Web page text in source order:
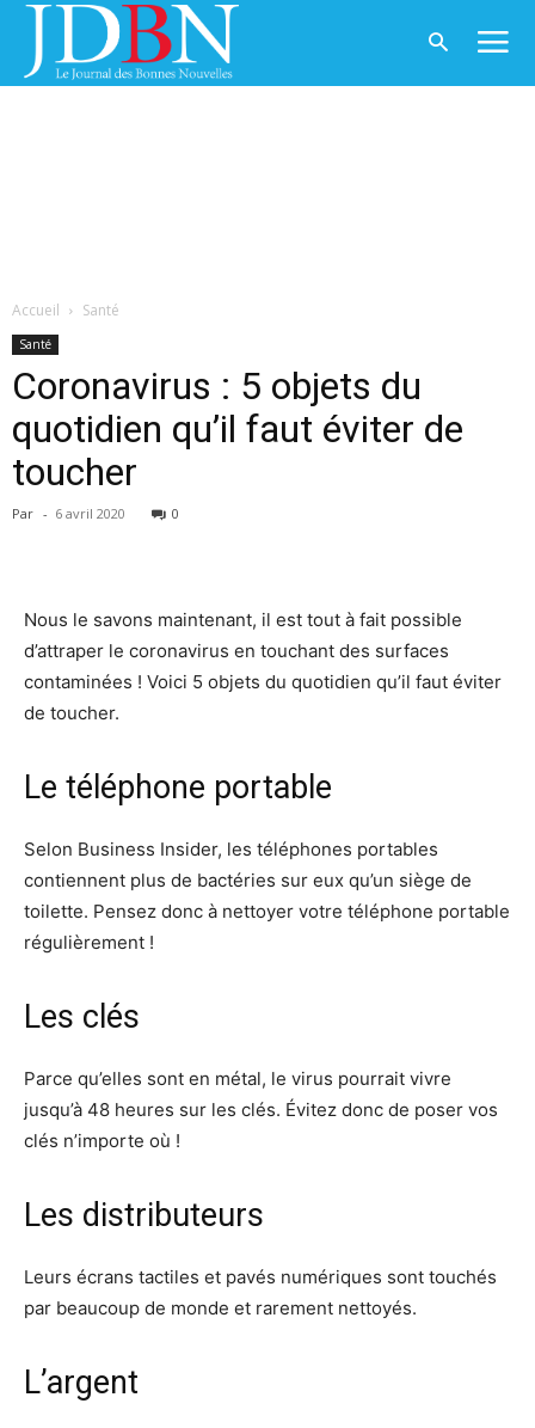
Accueil Santé
Santé
Coronavirus : 5 objets du
quotidien qu’il faut éviter de
toucher
Par - 6 avril 2020 0
Nous le savons maintenant, il est tout à fait possible
d’attraper le coronavirus en touchant des surfaces
contaminées ! Voici 5 objets du quotidien qu’il faut éviter
de toucher.
Le téléphone portable
Selon Business Insider, les téléphones portables
contiennent plus de bactéries sur eux qu’un siège de
toilette. Pensez donc à nettoyer votre téléphone portable
régulièrement !
Les clés
Parce qu’elles sont en métal, le virus pourrait vivre
jusqu’à 48 heures sur les clés. Évitez donc de poser vos
clés n’importe où !
Les distributeurs
Leurs écrans tactiles et pavés numériques sont touchés
par beaucoup de monde et rarement nettoyés.
L’argent